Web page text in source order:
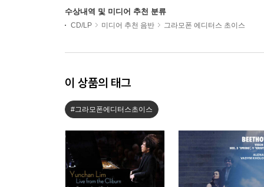
수상내역 및 미디어 추천 분류
CD/LP 미디어 추천 음반 그라모폰 에디터스 초이스
이 상품의 태그
#그라모폰에디터스초이스